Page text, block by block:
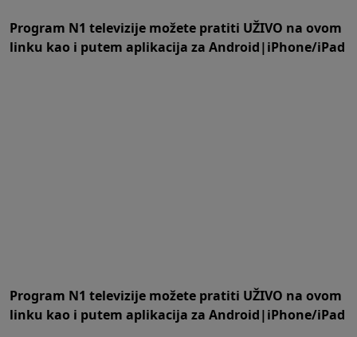
Program N1 televizije možete pratiti UŽIVO na ovom
linku kao i putem aplikacija za Android|iPhone/iPad
Program N1 televizije možete pratiti UŽIVO na ovom
linku kao i putem aplikacija za Android|iPhone/iPad